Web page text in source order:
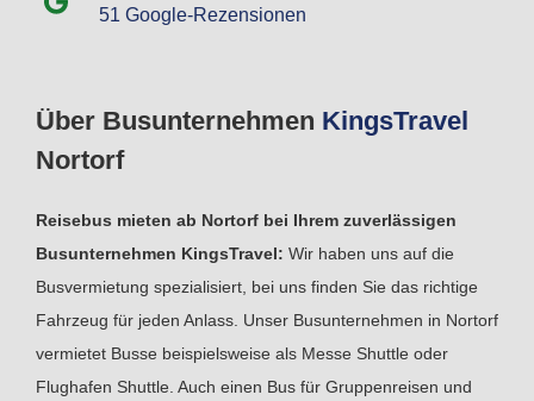
Über Busunternehmen KingsTravel
Nortorf
Reisebus mieten ab Nortorf bei Ihrem zuverlässigen
Busunternehmen KingsTravel: Wir haben uns auf die
Busvermietung spezialisiert, bei uns finden Sie das richtige
Fahrzeug für jeden Anlass. Unser Busunternehmen in Nortorf
vermietet Busse beispielsweise als Messe Shuttle oder
Flughafen Shuttle. Auch einen Bus für Gruppenreisen und
51 Google-Rezensionen